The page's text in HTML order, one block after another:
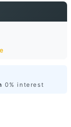
0% interest